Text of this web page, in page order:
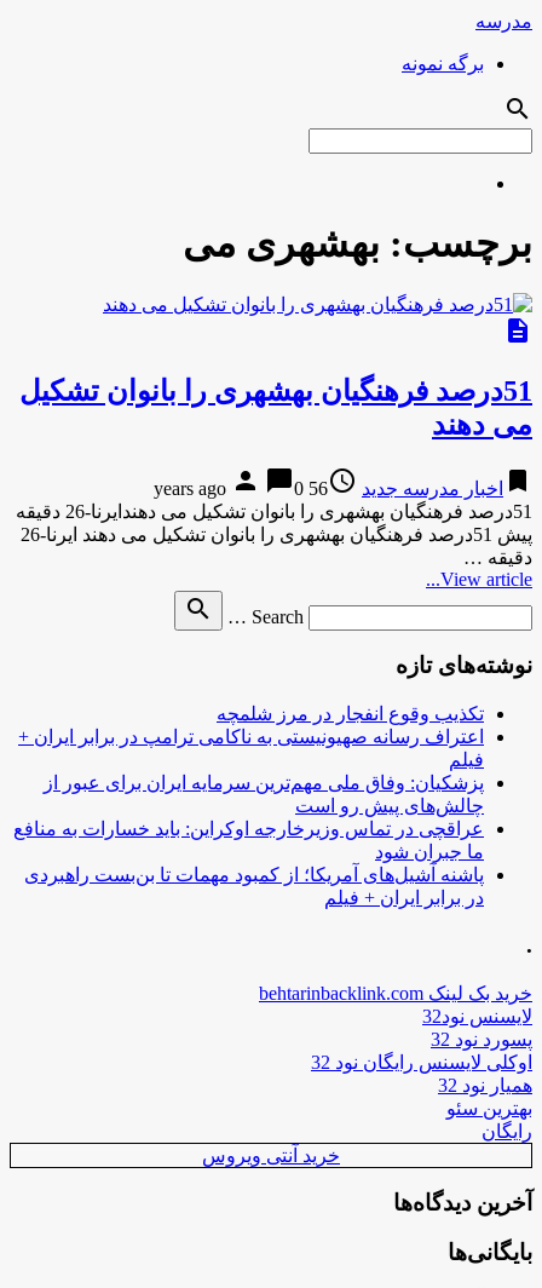
مدرسه
برگه نمونه
search
برچسب: بهشهری می
description
51درصد فرهنگیان بهشهری را بانوان تشكیل
می دهند
bookmark اخبار مدرسه جدید access_time
56 years ago
person chat_bubble0
51درصد فرهنگیان بهشهری را بانوان تشكیل می دهندایرنا-26 دقیقه
پیش 51درصد فرهنگیان بهشهری را بانوان تشكیل می دهند ایرنا-26
دقیقه …
View article...
Search …
search
نوشته‌های تازه
تکذیب وقوع انفجار در مرز شلمچه
اعتراف رسانه صهیونیستی به ناکامی ترامپ در برابر ایران +
فیلم
پزشکیان: وفاق ملی مهم‌ترین سرمایه ایران برای عبور از
چالش‌های پیش رو است
عراقچی در تماس وزیرخارجه اوکراین: باید خسارات به منافع
ما جبران شود
پاشنه آشیل‌های آمریکا؛ از کمبود مهمات تا بن‌بست راهبردی
در برابر ایران + فیلم
.
خرید بک لینک behtarinbacklink.com
لایسنس نود32
پسورد نود 32
اوکلی لایسنس رایگان نود 32
همیار نود 32
بهترین سئو
رایگان
خرید آنتی ویروس
آخرین دیدگاه‌ها
بایگانی‌ها